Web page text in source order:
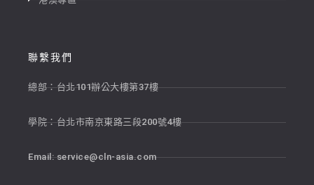
聯繫我們
總部：台北101辦公大樓第37樓
學院：台北市南京東路三段200號4樓
Email:service@cln-asia.com